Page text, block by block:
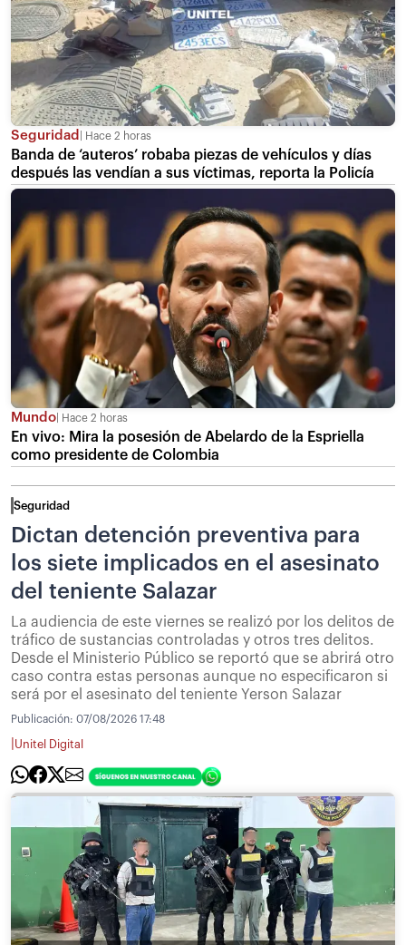
Seguridad Hace 2 horas
Banda de ‘auteros’ robaba piezas de vehículos y días
después las vendían a sus víctimas, reporta la Policía
Mundo Hace 2 horas
En vivo: Mira la posesión de Abelardo de la Espriella
como presidente de Colombia
Seguridad
Dictan detención preventiva para
los siete implicados en el asesinato
del teniente Salazar
La audiencia de este viernes se realizó por los delitos de
tráfico de sustancias controladas y otros tres delitos.
Desde el Ministerio Público se reportó que se abrirá otro
caso contra estas personas aunque no especificaron si
será por el asesinato del teniente Yerson Salazar
Publicación: 07/08/2026 17:48
Unitel Digital